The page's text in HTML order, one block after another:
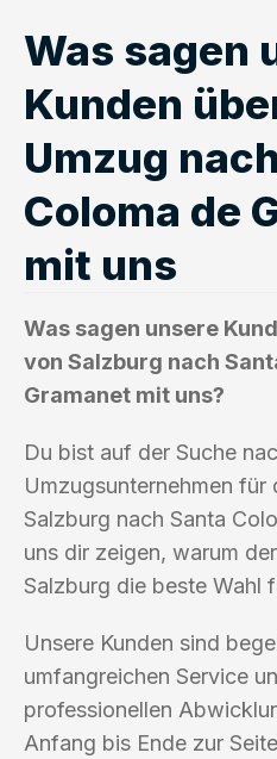
Was sagen
Kunden
Umzug
Coloma de
mit uns
Was sagen unsere
von Salzburg nach
Gramanet mit uns?
Du bist auf der Suche
Umzugsunternehmen für
Salzburg nach Santa
uns dir zeigen, warum
Salzburg die beste Wahl
Unsere Kunden sind
umfangreichen Service
professionellen
Anfang bis Ende zur